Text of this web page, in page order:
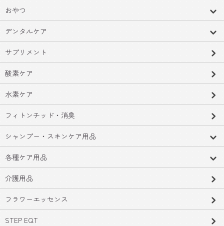
おやつ
デンタルケア
サプリメント
酸素ケア
水素ケア
フィトンチッド・消臭
シャンプー・スキンケア用品
各種ケア用品
介護用品
フラワーエッセンス
STEP EQT